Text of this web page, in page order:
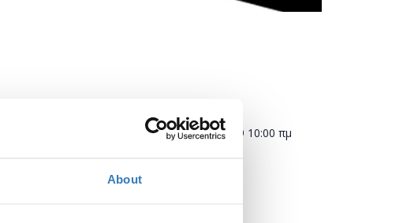
About
Παρασκευή, 25 Ιανουαρίου 2019 10:00 πμ